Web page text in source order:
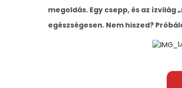
megoldás. Egy csepp, és az ízvilág
egészségesen. Nem hiszed?